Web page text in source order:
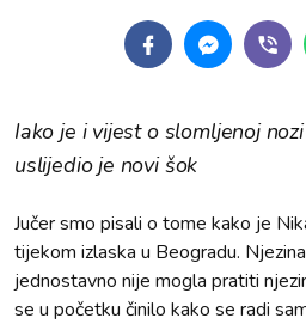
Iako je i vijest o slomljenoj
uslijedio je novi šok
Jučer smo pisali o tome kako je
tijekom izlaska u Beogradu.
jednostavno nije mogla pratiti
se u početku činilo kako se radi